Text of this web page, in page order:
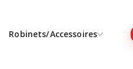
Robinets/Accessoires